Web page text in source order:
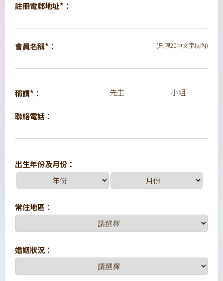
註冊電郵地址*：
會員名稱*： (只限20中文字以內)
稱謂*： 先生 小姐
聯絡電話：
出生年份及月份：
常住地區：
婚姻狀況：